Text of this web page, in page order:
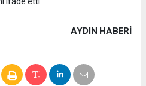
AYDIN HABERİ